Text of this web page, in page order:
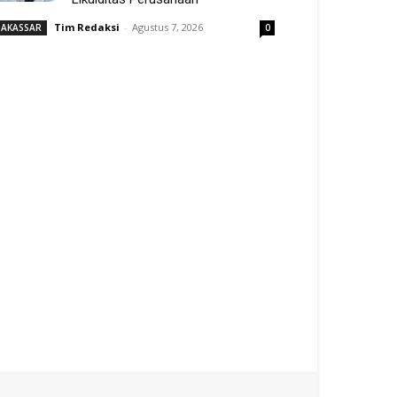
Tim Redaksi - Agustus 7, 2026 0